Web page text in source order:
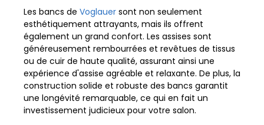
Les bancs de Voglauer sont non seulement
esthétiquement attrayants, mais ils offrent
également un grand confort. Les assises sont
généreusement rembourrées et revêtues de tissus
ou de cuir de haute qualité, assurant ainsi une
expérience d'assise agréable et relaxante. De plus, la
construction solide et robuste des bancs garantit
une longévité remarquable, ce qui en fait un
investissement judicieux pour votre salon.